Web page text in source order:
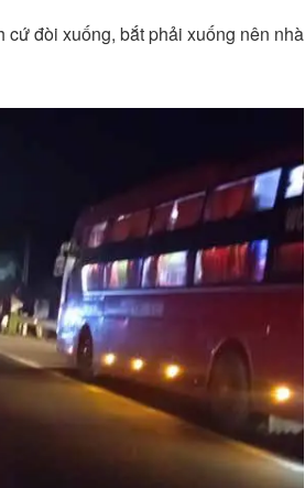
cứ đòi xuống, bắt phải xuống nên nhà